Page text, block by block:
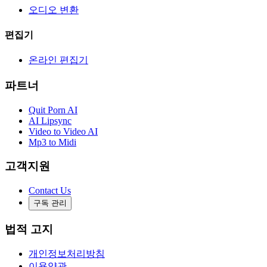
오디오 변환
편집기
온라인 편집기
파트너
Quit Porn AI
AI Lipsync
Video to Video AI
Mp3 to Midi
고객지원
Contact Us
구독 관리
법적 고지
개인정보처리방침